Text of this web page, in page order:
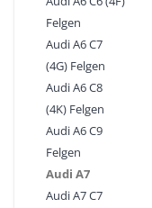
Felgen
Audi A6 C7
(4G) Felgen
Audi A6 C8
(4K) Felgen
Audi A6 C9
Felgen
Audi A7
Audi A7 C7